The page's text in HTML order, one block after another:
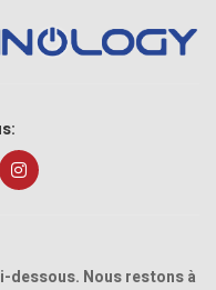
dessous. Nous restons à